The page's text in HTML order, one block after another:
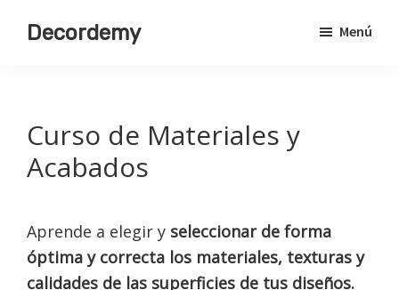
Decordemy Menú
Curso de Materiales y
Acabados
Aprende a elegir y seleccionar de forma
óptima y correcta los materiales, texturas y
calidades de las superficies de tus diseños.